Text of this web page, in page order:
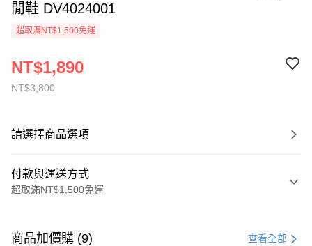
閒鞋 DV4024001
超取滿NT$1,500免運
NT$3,800
NT$1,890
請選擇商品選項
付款與運送方式
超取滿NT$1,500免運
信用卡一次付款
商品加價購 (9) 查看全部